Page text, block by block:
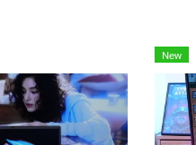
New